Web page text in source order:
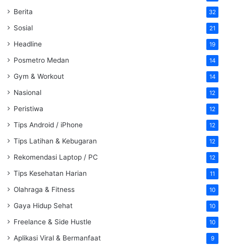
Berita 32
Sosial 21
Headline 19
Posmetro Medan 14
Gym & Workout 14
Nasional 12
Peristiwa 12
Tips Android / iPhone 12
Tips Latihan & Kebugaran 12
Rekomendasi Laptop / PC 12
Tips Kesehatan Harian 11
Olahraga & Fitness 10
Gaya Hidup Sehat 10
Freelance & Side Hustle 10
Aplikasi Viral & Bermanfaat 9